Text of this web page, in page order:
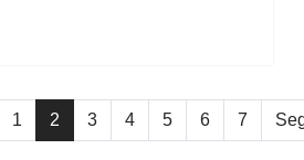
1 2 3 4 5 6 7